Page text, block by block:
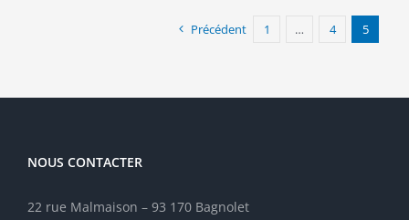
Précédent 1 … 4 5
NOUS CONTACTER
22 rue Malmaison – 93 170 Bagnolet